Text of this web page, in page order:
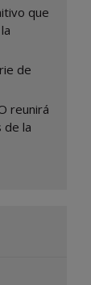
que
de
reunirá
de la